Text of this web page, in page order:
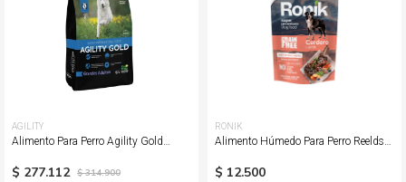
AGILITY
Alimento Para Perro Agility Gold
$ 277.112 $ 314.900
RONIK
Alimento Húmedo Para Perro Reelds
$ 12.500